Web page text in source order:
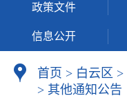
政策文件
信息公开
首页 > 白云区 >
> 其他通知公告